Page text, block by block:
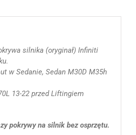
silnika (oryginał) Infiniti
w Sedanie, Sedan M30D M35h
13-22 przed Liftingiem
pokrywy na silnik bez osprzętu.